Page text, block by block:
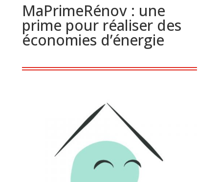
MaPrimeRénov : une
prime pour réaliser des
économies d’énergie